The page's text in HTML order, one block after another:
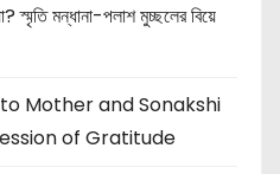
স্মৃতি মন্ধানা-পলাশ মুচ্ছলের বিয়ে
Mother and Sonakshi
of Gratitude